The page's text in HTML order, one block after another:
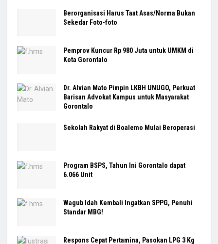
Berorganisasi Harus Taat Asas/Norma Bukan
Sekedar Foto-foto
Pemprov Kuncur Rp 980 Juta untuk UMKM di
Kota Gorontalo
Dr. Alvian Mato Pimpin LKBH UNUGO, Perkuat
Barisan Advokat Kampus untuk Masyarakat
Gorontalo
Sekolah Rakyat di Boalemo Mulai Beroperasi
Program BSPS, Tahun Ini Gorontalo dapat
6.066 Unit
Wagub Idah Kembali Ingatkan SPPG, Penuhi
Standar MBG!
Respons Cepat Pertamina, Pasokan LPG 3 Kg